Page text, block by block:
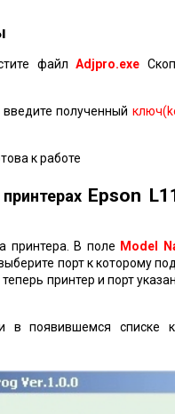
файлAdjpro.exe
введите полученный
к работе
Epson
принтера. В поле Model
порт к которому
принтер и порт
в появившемся списке